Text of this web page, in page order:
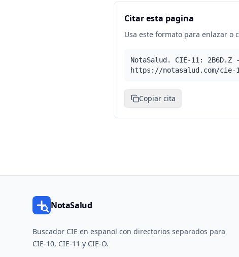
Citar esta pagina
Usa este formato para enlazar o
NotaSalud. CIE-11:
https://notasalud.com/cie-
Copiar cita
NotaSalud
Buscador CIE en espanol con directorios separados para
CIE-10, CIE-11 y CIE-O.